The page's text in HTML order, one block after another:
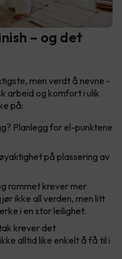
– og det
men verdt å nevne -
arbeid og komfort i ulik
på:
Planlegg for el-punktene
på plassering av
rommet krever mer
ikke all verden, men litt
i en stor leilighet.
krever det
alltid like enkelt å få til i